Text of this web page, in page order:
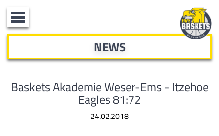
Toggle
navigation
NEWS
Baskets Akademie Weser-Ems - Itzehoe
Eagles 81:72
24.02.2018